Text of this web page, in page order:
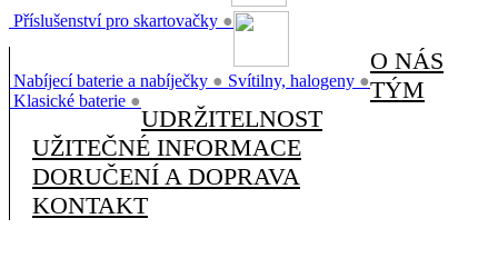
Příslušenství pro skartovačky ●
Nabíjecí baterie a nabíječky ● Svítilny, halogeny ●
Klasické baterie ●
O NÁS
TÝM
UDRŽITELNOST
UŽITEČNÉ INFORMACE
DORUČENÍ A DOPRAVA
KONTAKT